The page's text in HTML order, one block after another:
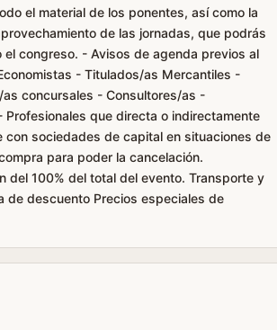
el material de los ponentes, así como la
de las jornadas, que podrás
congreso. - Avisos de agenda previos al
- Titulados/as Mercantiles -
concursales - Consultores/as -
que directa o indirectamente
con sociedades de capital en situaciones de
para poder la cancelación.
del 100% del total del evento. Transporte y
de descuento Precios especiales de